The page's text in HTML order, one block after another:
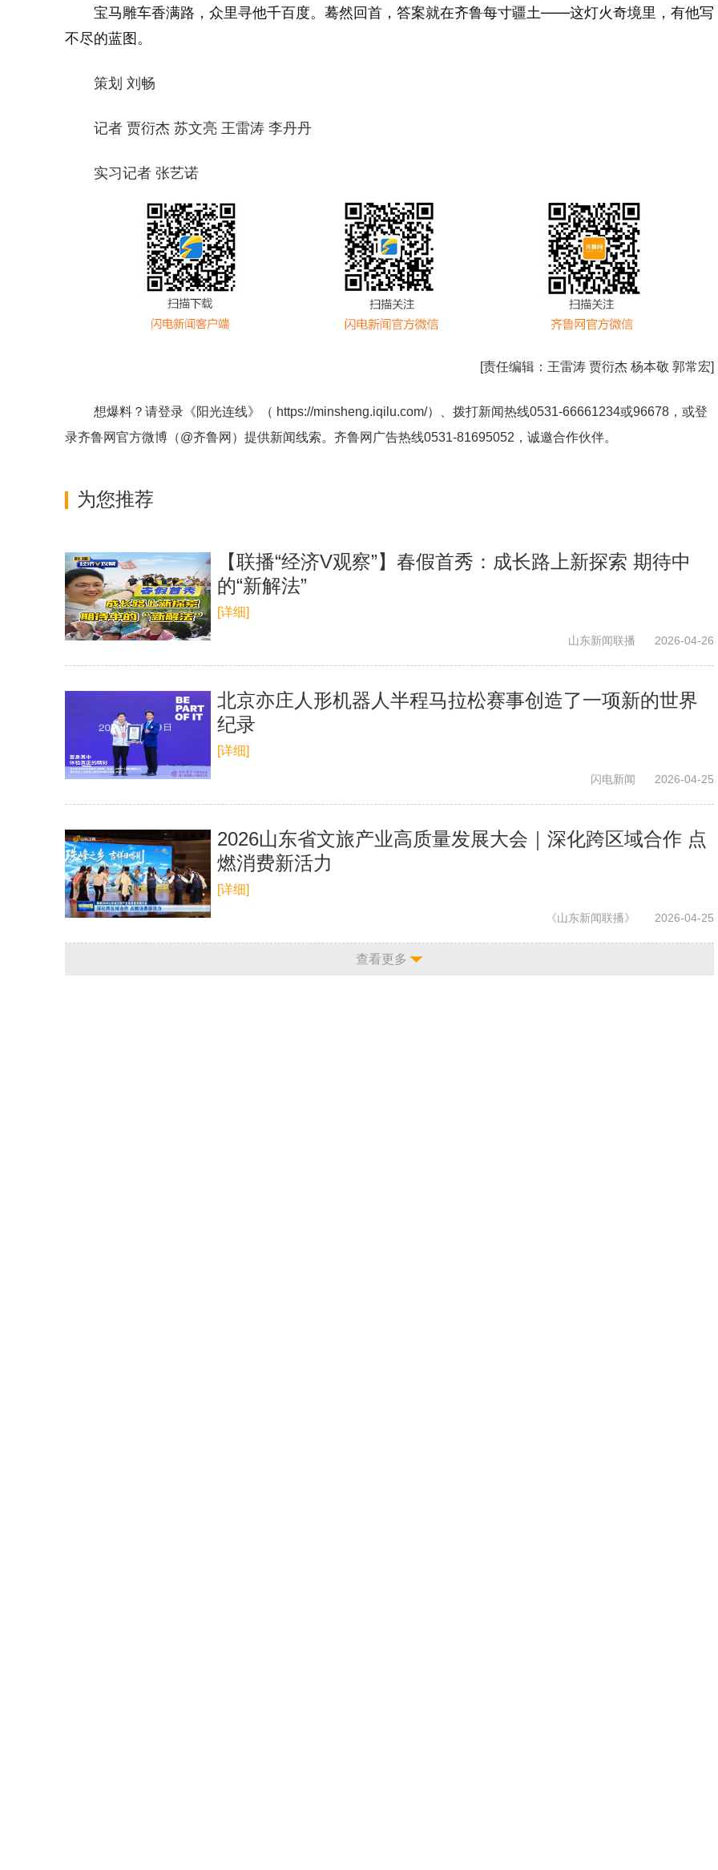
宝马雕车香满路，众里寻他千百度。蓦然回首，答案就在齐鲁每寸疆土——这灯火奇境里，有他写
不尽的蓝图。
策划 刘畅
记者 贾衍杰 苏文亮 王雷涛 李丹丹
实习记者 张艺诺
[责任编辑： 王雷涛 贾衍杰 杨本敬 郭常宏]
想爆料？请登录《阳光连线》（ https://minsheng.iqilu.com/）、拨打新闻热线0531-66661234或96678，或登
录齐鲁网官方微博（@齐鲁网 ）提供新闻线索。齐鲁网广告热线0531-81695052 ，诚邀合作伙伴。
为您推荐
【联播“经济V观察”】春假首秀：成长路上新探索 期待中
的“新解法”
[详细]
山东新闻联播 2026-04-26
北京亦庄人形机器人半程马拉松赛事创造了一项新的世界
纪录
[详细]
闪电新闻 2026-04-25
2026山东省文旅产业高质量发展大会｜深化跨区域合作 点
燃消费新活力
[详细]
《山东新闻联播》 2026-04-25
查看更多